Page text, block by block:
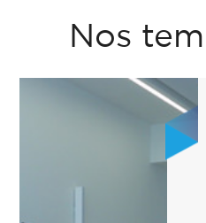
Chaire Sports de
l’opportunité d’entrer
en contact avec ces
anciens.
Nos